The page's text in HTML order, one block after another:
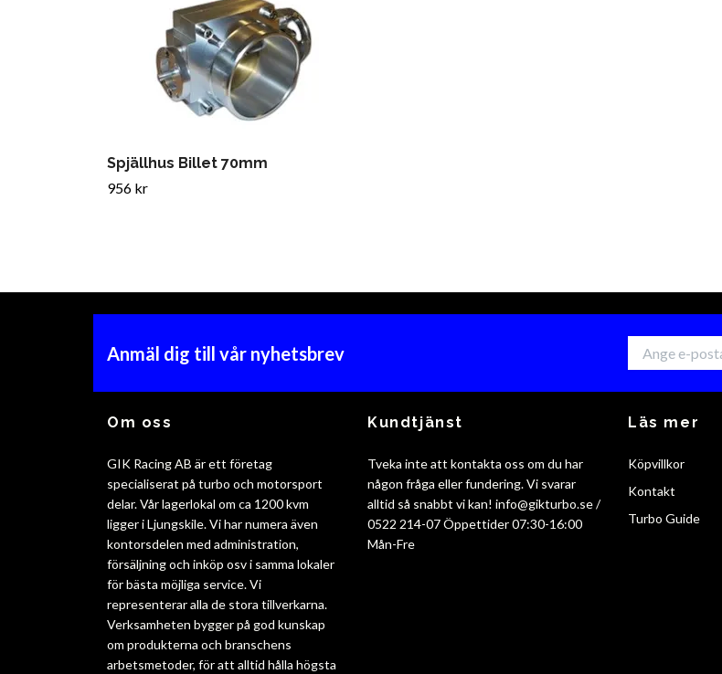
Spjällhus Billet 70mm
956 kr
Anmäl dig till vår nyhetsbrev
Om oss
GIK Racing AB är ett företag
specialiserat på turbo och motorsport
delar. Vår lagerlokal om ca 1200 kvm
ligger i Ljungskile. Vi har numera även
kontorsdelen med administration,
försäljning och inköp osv i samma lokaler
för bästa möjliga service. Vi
representerar alla de stora tillverkarna.
Verksamheten bygger på god kunskap
om produkterna och branschens
arbetsmetoder, för att alltid hålla högsta
Kundtjänst
Tveka inte att kontakta oss om du har
någon fråga eller fundering. Vi svarar
alltid så snabbt vi kan! info@gikturbo.se/
0522 214-07 Öppettider 07:30-16:00
Mån-Fre
Läs mer
Köpvillkor
Kontakt
Turbo Guide